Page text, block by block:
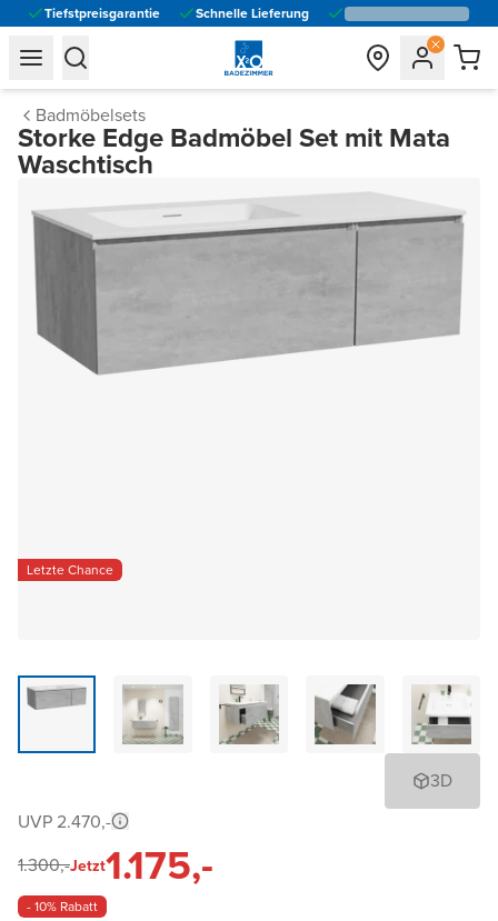
Tiefstpreisgarantie Schnelle Lieferung
general.navigation.toggle_menu.label
general.navigation.toggle_menu.label
Badmöbelsets
Storke Edge Badmöbel Set mit Mata
Waschtisch
Letzte Chance
3D
UVP 2.470,-
1.300,-Jetzt1.175,-
- 10% Rabatt